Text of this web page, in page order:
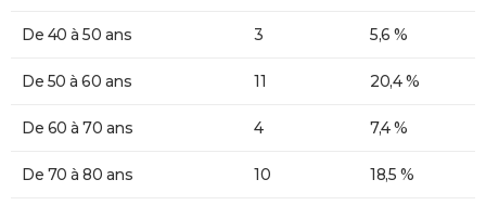
De 40 à 50 ans 3 5,6 %
De 50 à 60 ans 11 20,4 %
De 60 à 70 ans 4 7,4 %
De 70 à 80 ans 10 18,5 %